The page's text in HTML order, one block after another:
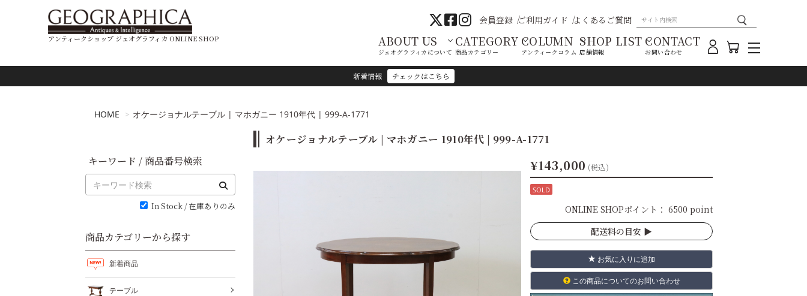
新着情報 チェックはこちら
アンティークショップ ジェオグラフィカ ONLINE SHOP
会員登録 ご利用ガイド よくあるご質問
ABOUT US
ジェオグラフィカについて
CATEGORY
商品カテゴリー
COLUMN
アンティークコラム
SHOP LIST
店舗情報
CONTACT
お問い合わせ
HOME オケージョナルテーブル | マホガニー 1910年代 | 999-A-1771
オケージョナルテーブル | マホガニー 1910年代 | 999-A-1771
¥143,000 (税込)
SOLD
ONLINE SHOPポイント： 6500 point
配送料の目安 ▶︎
お気に入りに追加
この商品についてのお問い合わせ
キーワード / 商品番号検索
In Stock / 在庫ありのみ
商品カテゴリーから探す
新着商品
テーブル